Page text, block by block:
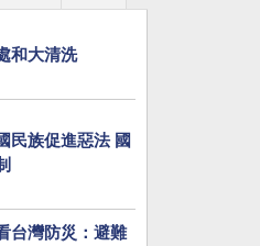
和大清洗
民族促進惡法 國
台灣防災：避難